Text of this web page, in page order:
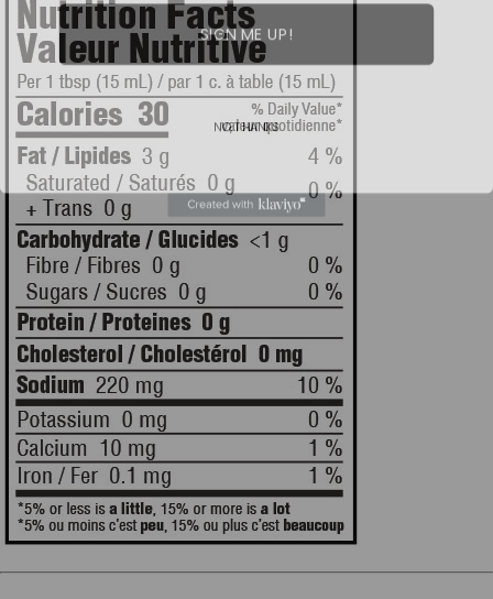
SIGN ME UP!
NO, THANKS